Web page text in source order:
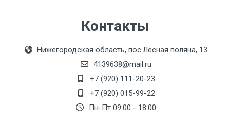
Контакты
Нижегородская область, пос.Лесная поляна, 13
4139638@mail.ru
+7 (920) 111-20-23
+7 (920) 015-99-22
Пн-Пт 09:00 - 18:00